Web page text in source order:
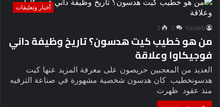
أخبار وتعليقات
haideb
0
3
من هو خطيب كيت هدسون؟ تاريخ وظيفة داني
فوجيكاوا وعلاقة
العديد من المعجبين حريصون على معرفة المزيد عنها كيت
هدسونخطيب. كان هدسون شخصية مشهورة في صناعة الترفيه
منذ عقود. ظهرت…